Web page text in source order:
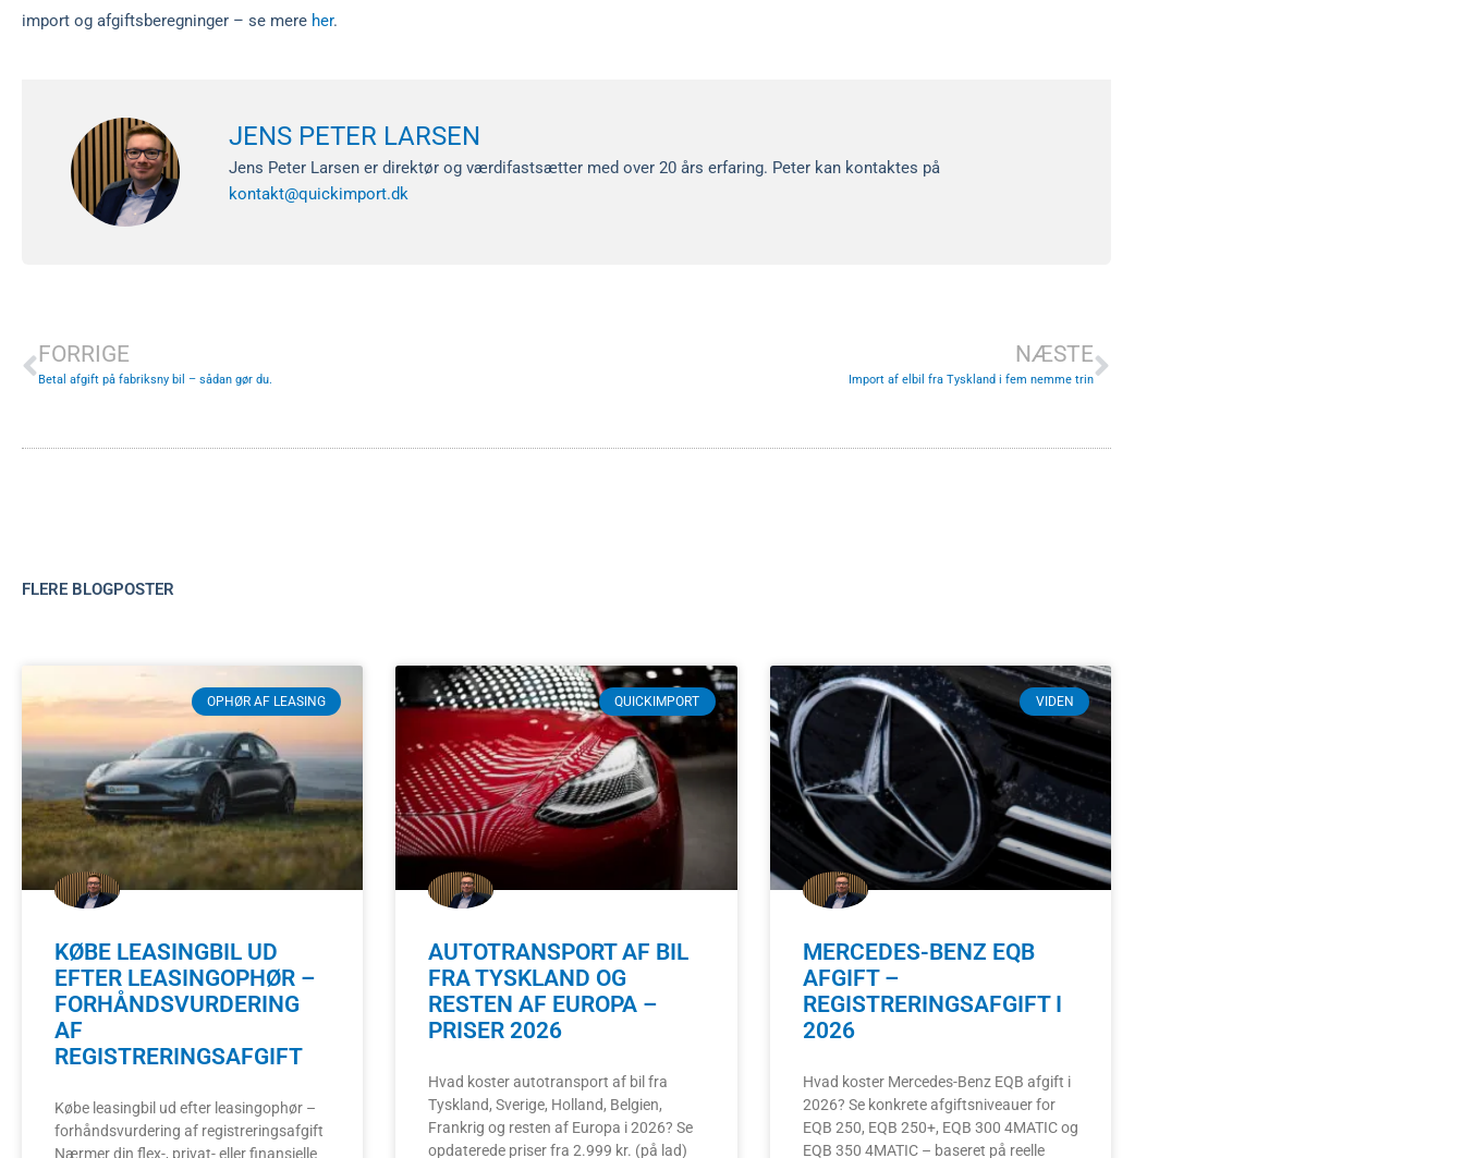
import og afgiftsberegninger – se mere her.
JENS PETER LARSEN
Jens Peter Larsen er direktør og værdifastsætter med over 20 års erfaring. Peter kan kontaktes på
kontakt@quickimport.dk
FORRIGE
Betal afgift på fabriksny bil – sådan gør du.
NÆSTE
Import af elbil fra Tyskland i fem nemme trin
FLERE BLOGPOSTER
OPHØR AF LEASING
KØBE LEASINGBIL UD
EFTER LEASINGOPHØR –
FORHÅNDSVURDERING
AF
REGISTRERINGSAFGIFT
Købe leasingbil ud efter leasingophør –
forhåndsvurdering af registreringsafgift
Nærmer din flex-, privat- eller finansielle
QUICKIMPORT
AUTOTRANSPORT AF BIL
FRA TYSKLAND OG
RESTEN AF EUROPA –
PRISER 2026
Hvad koster autotransport af bil fra
Tyskland, Sverige, Holland, Belgien,
Frankrig og resten af Europa i 2026? Se
opdaterede priser fra 2.999 kr. (på lad)
VIDEN
MERCEDES-BENZ EQB
AFGIFT –
REGISTRERINGSAFGIFT I
2026
Hvad koster Mercedes-Benz EQB afgift i
2026? Se konkrete afgiftsniveauer for
EQB 250, EQB 250+, EQB 300 4MATIC og
EQB 350 4MATIC – baseret på reelle